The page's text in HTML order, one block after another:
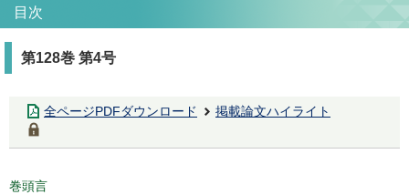
目次
第128巻 第4号
全ページPDFダウンロード 掲載論文ハイライト
巻頭言